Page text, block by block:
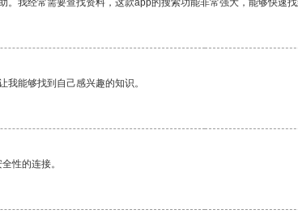
我经常需要查找资料，这款app的搜索功能非常强大，能够快速找
能够找到自己感兴趣的知识。
性的连接。